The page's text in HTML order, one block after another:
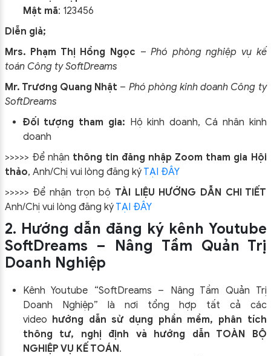
Mật mã: 123456
Diễn giả;
Mrs. Phạm Thị Hồng Ngọc –Phó phòng nghiệp vụ kế
toán Công ty SoftDreams
Mr. Trương Quang Nhật – Phó phòng kinh doanh Công ty
SoftDreams
Đối tượng tham gia: Hộ kinh doanh, Cá nhân kinh
doanh
>>>>> Để nhận thông tin đăng nhập Zoom tham gia Hội
thảo, Anh/Chị vui lòng đăng ký TẠI ĐÂY
>>>>> Để nhận trọn bộ TÀI LIỆU HƯỚNG DẪN CHI TIẾT
Anh/Chị vui lòng đăng ký TẠI ĐÂY
2. Hướng dẫn đăng ký kênh Youtube
SoftDreams – Nâng Tầm Quản Trị
Doanh Nghiệp
Kênh Youtube “SoftDreams – Nâng Tầm Quản Trị
Doanh Nghiệp” là nơi tổng hợp tất cả các
video hướng dẫn sử dụng phần mềm, phân tích
thông tư, nghị định và hướng dẫn TOÀN BỘ
NGHIỆP VỤ KẾ TOÁN.